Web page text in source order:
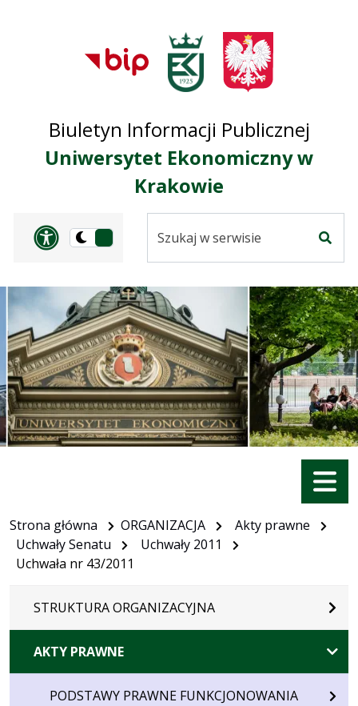
Przejdź do
głównego menu
Przejdź do treści
Przejdź do mapy
serwisu
Biuletyn Informacji Publicznej
Uniwersytet Ekonomiczny w
Krakowie
Panel dostosowania
Przełącz
ciemną
serwisie
Menu
Strona główna ORGANIZACJA
Akty prawne
Uchwały Senatu
Uchwały 2011
Uchwała nr 43/2011
STRUKTURA ORGANIZACYJNA
AKTY PRAWNE
PODSTAWY PRAWNE FUNKCJONOWANIA